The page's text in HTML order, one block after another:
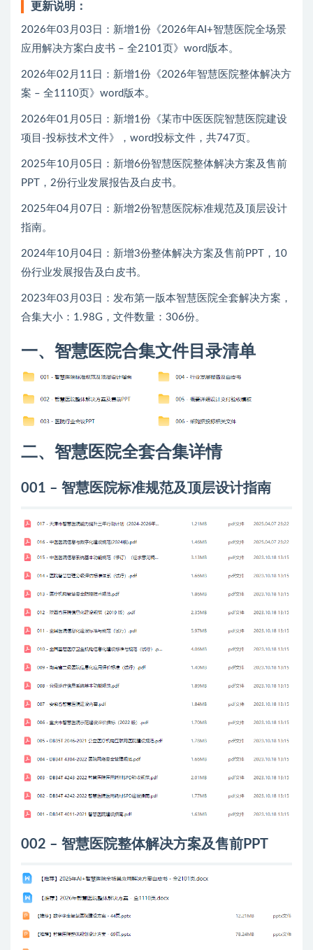
更新说明：
2026年03月03日：新增1份《2026年AI+智慧医院全场景
应用解决方案白皮书 – 全2101页》word版本。
2026年02月11日：新增1份《2026年智慧医院整体解决方
案 – 全1110页》word版本。
2026年01月05日：新增1份《某市中医医院智慧医院建设
项目-投标技术文件》，word投标文件，共747页。
2025年10月05日：新增6份智慧医院整体解决方案及售前
PPT，2份行业发展报告及白皮书。
2025年04月07日：新增2份智慧医院标准规范及顶层设计
指南。
2024年10月04日：新增3份整体解决方案及售前PPT，10
份行业发展报告及白皮书。
2023年03月03日：发布第一版本智慧医院全套解决方案，
合集大小：1.98G，文件数量：306份。
一、智慧医院合集文件目录清单
二、智慧医院全套合集详情
001 – 智慧医院标准规范及顶层设计指南
002 – 智慧医院整体解决方案及售前PPT